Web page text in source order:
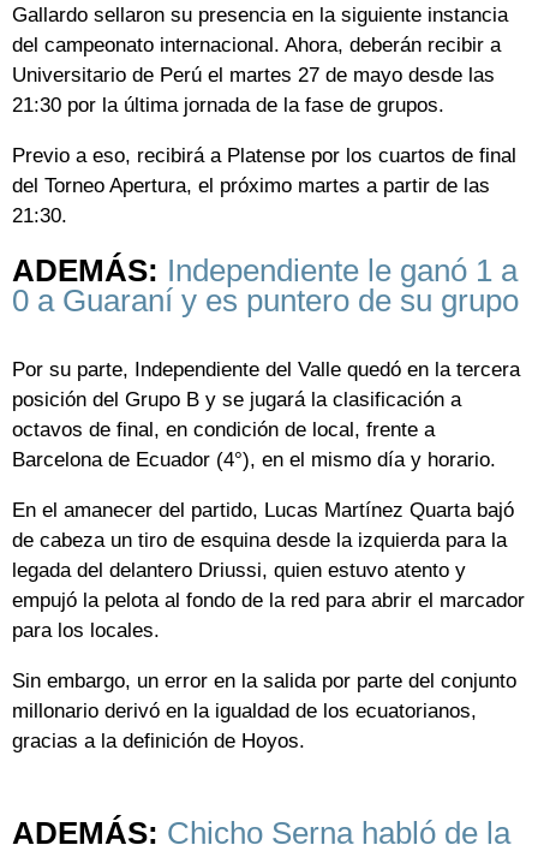
Gallardo sellaron su presencia en la siguiente instancia
del campeonato internacional. Ahora, deberán recibir a
Universitario de Perú el martes 27 de mayo desde las
21:30 por la última jornada de la fase de grupos.
Previo a eso, recibirá a Platense por los cuartos de final
del Torneo Apertura, el próximo martes a partir de las
21:30.
ADEMÁS: Independiente le ganó 1 a
0 a Guaraní y es puntero de su grupo
Por su parte, Independiente del Valle quedó en la tercera
posición del Grupo B y se jugará la clasificación a
octavos de final, en condición de local, frente a
Barcelona de Ecuador (4°), en el mismo día y horario.
En el amanecer del partido, Lucas Martínez Quarta bajó
de cabeza un tiro de esquina desde la izquierda para la
legada del delantero Driussi, quien estuvo atento y
empujó la pelota al fondo de la red para abrir el marcador
para los locales.
Sin embargo, un error en la salida por parte del conjunto
millonario derivó en la igualdad de los ecuatorianos,
gracias a la definición de Hoyos.
ADEMÁS: Chicho Serna habló de la